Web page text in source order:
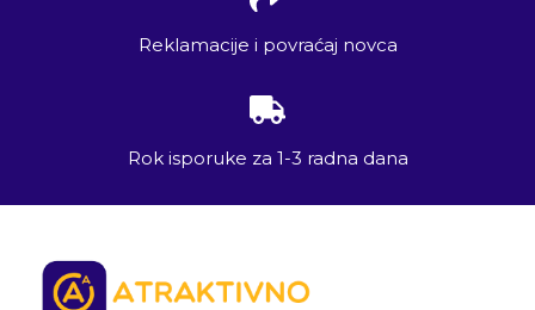
Reklamacije i povraćaj novca
Rok isporuke za 1-3 radna dana